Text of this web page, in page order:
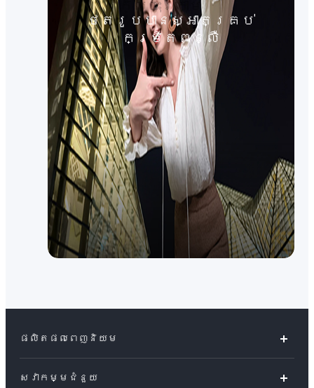
ថតរូបបានស្អាតគ្រប់
កម្រិតពន្លឺ
ផលិតផលពេញនិយម
សេវាកម្មជំនួយ